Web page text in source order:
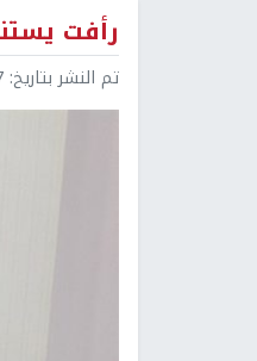
رأفت
تم النشر بتاريخ: